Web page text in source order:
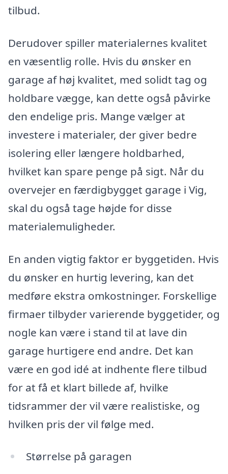
tilbud.
Derudover spiller materialernes kvalitet
en væsentlig rolle. Hvis du ønsker en
garage af høj kvalitet, med solidt tag og
holdbare vægge, kan dette også påvirke
den endelige pris. Mange vælger at
investere i materialer, der giver bedre
isolering eller længere holdbarhed,
hvilket kan spare penge på sigt. Når du
overvejer en færdigbygget garage i Vig,
skal du også tage højde for disse
materialemuligheder.
En anden vigtig faktor er byggetiden. Hvis
du ønsker en hurtig levering, kan det
medføre ekstra omkostninger. Forskellige
firmaer tilbyder varierende byggetider, og
nogle kan være i stand til at lave din
garage hurtigere end andre. Det kan
være en god idé at indhente flere tilbud
for at få et klart billede af, hvilke
tidsrammer der vil være realistiske, og
hvilken pris der vil følge med.
Størrelse på garagen